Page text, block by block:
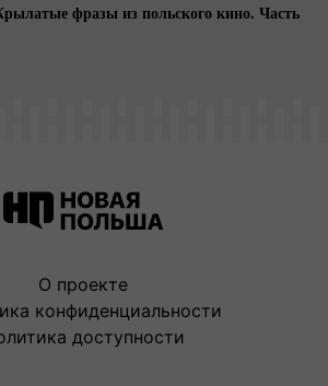
был удостоен особого упоминания
Варшавском кинофестивале в 2019
фразы из польского кино. Часть
О проекте
конфиденциальности
доступности